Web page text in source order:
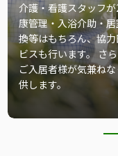
介護・看護スタッフ
康管理・⼊浴介助・
換等はもちろん、協
ビスも⾏います。 さ
ご入居者様が気兼ね
供します。